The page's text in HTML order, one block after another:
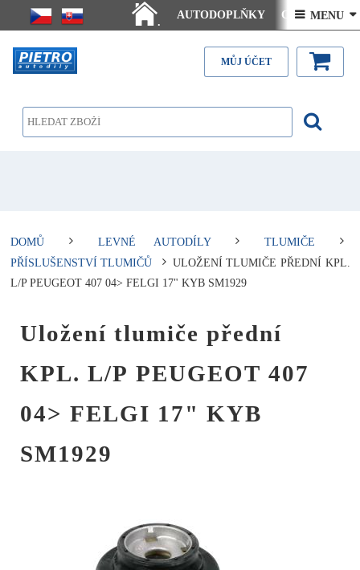
.
AUTODOPLŇKY Ceny doručení
Články - návody Kontakt
 MENU 
MŮJ ÚČET
DOMŮ LEVNÉ AUTODÍLY
TLUMIČE
PŘÍSLUŠENSTVÍ TLUMIČŮ
ULOŽENÍ TLUMIČE PŘEDNÍ KPL.
L/P PEUGEOT 407 04> FELGI 17" KYB SM1929
Uložení tlumiče přední
KPL. L/P PEUGEOT 407
04> FELGI 17" KYB
SM1929